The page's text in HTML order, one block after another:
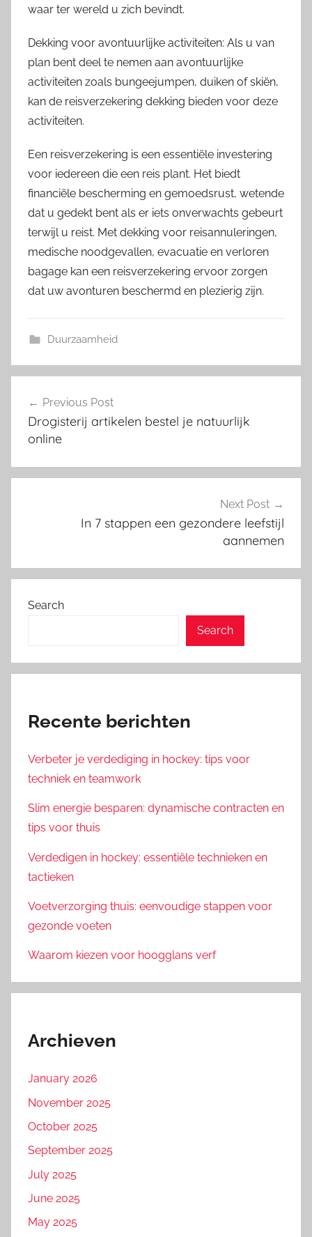
waar ter wereld u zich bevindt.
Dekking voor avontuurlijke activiteiten: Als u van
plan bent deel te nemen aan avontuurlijke
activiteiten zoals bungeejumpen, duiken of skiën,
kan de reisverzekering dekking bieden voor deze
activiteiten.
Een reisverzekering is een essentiële investering
voor iedereen die een reis plant. Het biedt
financiële bescherming en gemoedsrust, wetende
dat u gedekt bent als er iets onverwachts gebeurt
terwijl u reist. Met dekking voor reisannuleringen,
medische noodgevallen, evacuatie en verloren
bagage kan een reisverzekering ervoor zorgen
dat uw avonturen beschermd en plezierig zijn.
Duurzaamheid
navigation
Previous Post
Drogisterij artikelen bestel je natuurlijk
online
Next Post
In 7 stappen een gezondere leefstijl
aannemen
Search
Search
Recente berichten
Verbeter je verdediging in hockey: tips voor
techniek en teamwork
Slim energie besparen: dynamische contracten en
tips voor thuis
Verdedigen in hockey: essentiële technieken en
tactieken
Voetverzorging thuis: eenvoudige stappen voor
gezonde voeten
Waarom kiezen voor hoogglans verf
Archieven
January 2026
November 2025
October 2025
September 2025
July 2025
June 2025
May 2025